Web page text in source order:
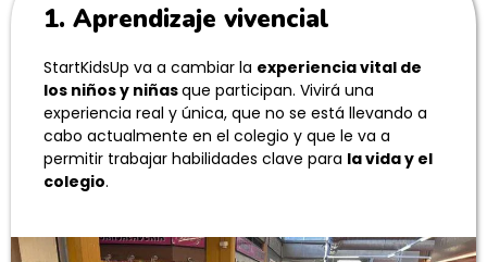
1. Aprendizaje vivencial
StartKidsUp va a cambiar la experiencia vital de
los niños y niñasque participan. Vivirá una
experiencia real y única, que no se está llevando a
cabo actualmente en el colegio y que le va a
permitir trabajar habilidades clave para la vida y el
colegio.